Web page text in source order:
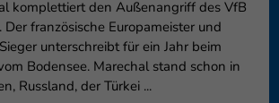
komplettiert den Außenangriff des VfB
Der französische Europameister und
unterschreibt für ein Jahr beim
Bodensee. Marechal stand schon in
Russland, der Türkei ...